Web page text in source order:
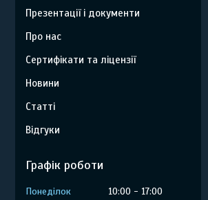
Презентації і документи
Про нас
Сертифікати та ліцензії
Новини
Статті
Відгуки
Графік роботи
Понеділок 10:00
17:00